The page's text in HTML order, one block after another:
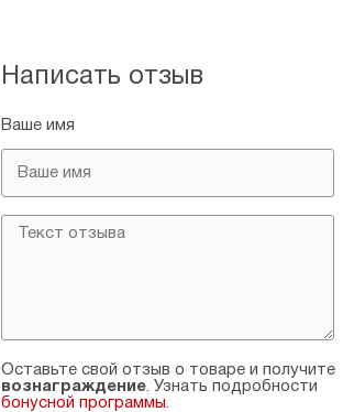
Написать отзыв
Ваше имя
Оставьте свой отзыв о товаре и получите
вознаграждение. Узнать подробности
бонусной программы.